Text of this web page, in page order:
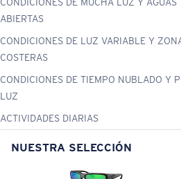
ABIERTAS
CONDICIONES DE LUZ VARIABLE Y
COSTERAS
CONDICIONES DE TIEMPO NUBLADO Y
LUZ
ACTIVIDADES DIARIAS
NUESTRA SELECCIÓN